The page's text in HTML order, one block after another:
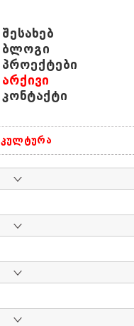
შესახებ
ბლოგი
პროექტები
არქივი
კონტაქტი
კულტურა